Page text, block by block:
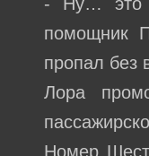
помощник
пропал без
Лора
Номер